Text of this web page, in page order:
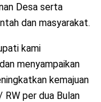
Desa serta
dan masyarakat.
kami
menyampaikan
kemajuan
RW per dua Bulan